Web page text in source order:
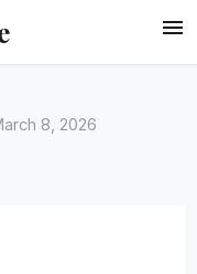
8, 2026